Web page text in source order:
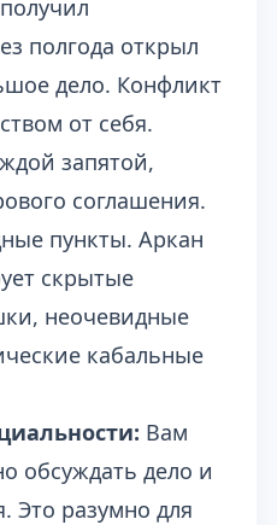
полгода открыл
дело. Конфликт
от себя.
запятой,
соглашения.
пункты. Аркан
скрытые
неочевидные
кабальные
Вам
обсуждать дело и
Это разумно для